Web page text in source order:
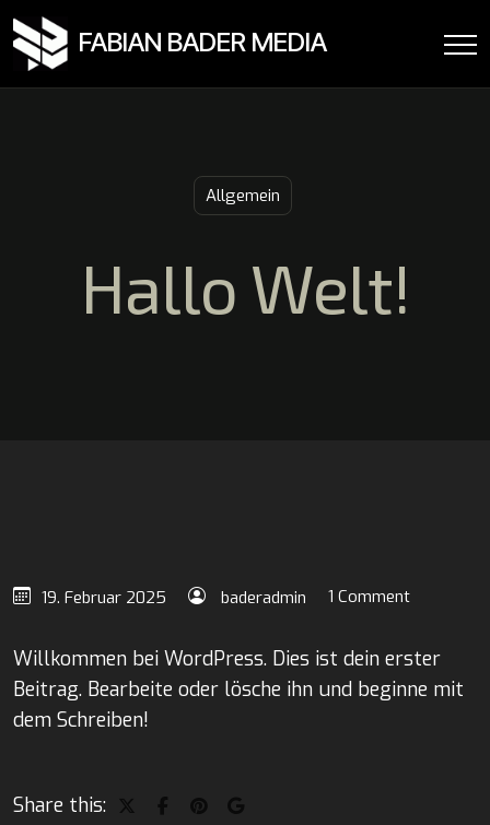
FABIAN BADER MEDIA
Allgemein
Hallo Welt!
19. Februar 2025 baderadmin 1 Comment
Willkommen bei WordPress. Dies ist dein erster
Beitrag. Bearbeite oder lösche ihn und beginne mit
dem Schreiben!
Share this: